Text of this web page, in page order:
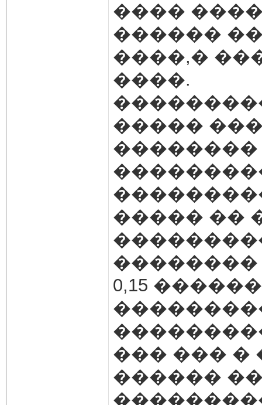
����
������
����,�
����.
�����
��������
����� ��
��������
0,15
��� ��� �
������